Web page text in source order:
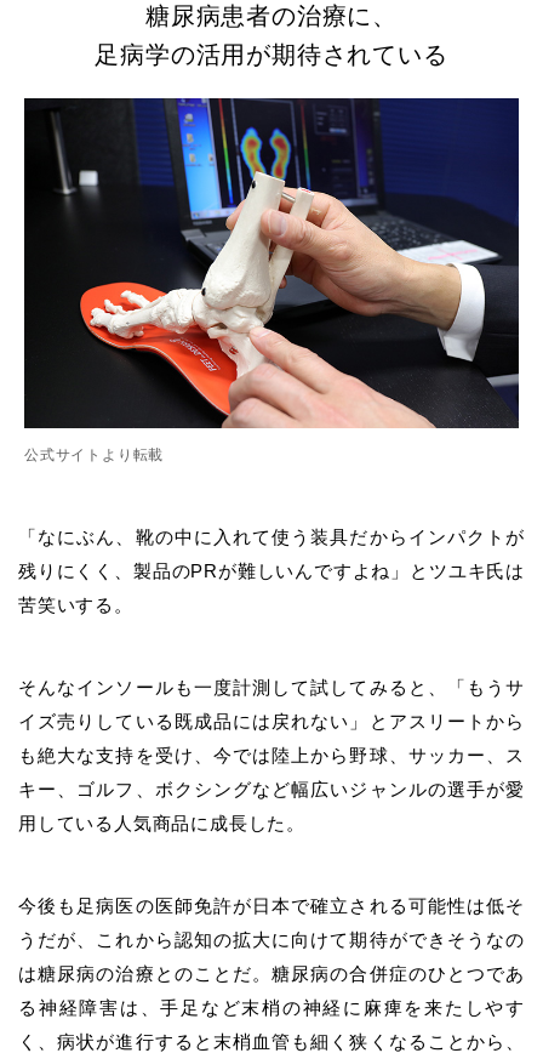
糖尿病患者の治療に、
足病学の活用が期待されている
公式サイトより転載
「なにぶん、靴の中に入れて使う装具だからインパクトが
残りにくく、製品のPRが難しいんですよね」とツユキ氏は
苦笑いする。
そんなインソールも一度計測して試してみると、「もうサ
イズ売りしている既成品には戻れない」とアスリートから
も絶大な支持を受け、今では陸上から野球、サッカー、ス
キー、ゴルフ、ボクシングなど幅広いジャンルの選手が愛
用している人気商品に成長した。
今後も足病医の医師免許が日本で確立される可能性は低そ
うだが、これから認知の拡大に向けて期待ができそうなの
は糖尿病の治療とのことだ。糖尿病の合併症のひとつであ
る神経障害は、手足など末梢の神経に麻痺を来たしやす
く、病状が進行すると末梢血管も細く狭くなることから、